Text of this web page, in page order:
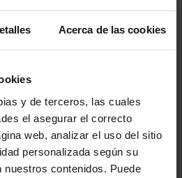
Acerca de las cookies
y de terceros, las cuales
el asegurar el correcto
web, analizar el uso del sitio
personalizada según su
nuestros contenidos. Puede
AÑADIR